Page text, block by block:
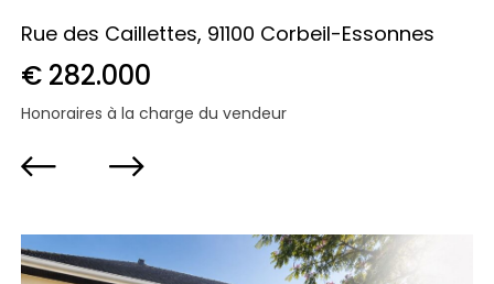
Rue des Caillettes, 91100 Corbeil-Essonnes
€ 282.000
Honoraires à la charge du vendeur